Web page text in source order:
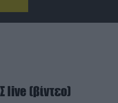
live (βίντεο)